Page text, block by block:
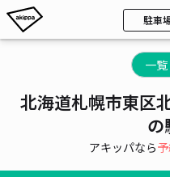
駐車
一覧
北海道札幌市東区
の
アキッパなら